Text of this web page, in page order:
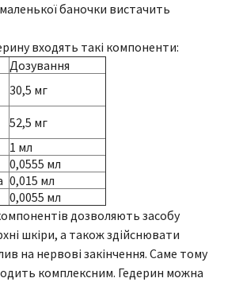
баночки вистачить
входять такі компоненти:
Дозування
30,5 мг
52,5 мг
1 мл
0,0555 мл
0,015 мл
0,0055 мл
дозволяють засобу
шкіри, а також здійснювати
на нервові закінчення. Саме тому
комплексним. Гедерин можна